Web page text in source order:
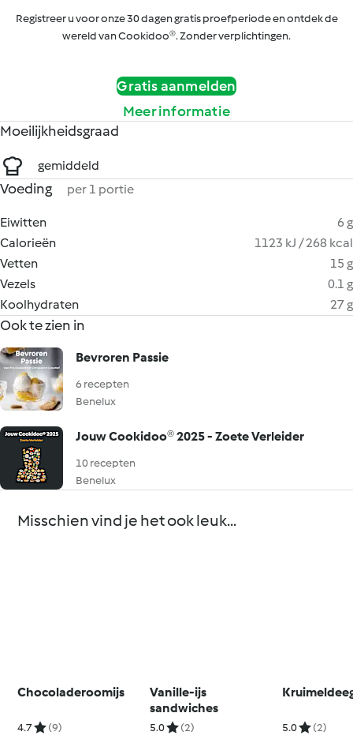
Registreer u voor onze 30 dagen gratis proefperiode en ontdek de
wereld van Cookidoo®. Zonder verplichtingen.
Gratis aanmelden
Meer informatie
Moeilijkheidsgraad
gemiddeld
Voeding per 1 portie
Eiwitten
6 g
Calorieën
1123 kJ / 268 kcal
Vetten
15 g
Vezels
0.1 g
Koolhydraten
27 g
Ook te zien in
Bevroren Passie
6 recepten
Benelux
Jouw Cookidoo® 2025 - Zoete Verleider
10 recepten
Benelux
Misschien vind je het ook leuk...
Chocoladeroomijs
4.7 (9)
Vanille-ijs
sandwiches
5.0 (2) 5.0 (2)